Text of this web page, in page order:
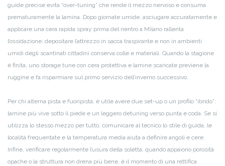
guide precise evita “over-tuning” che rende il mezzo nervoso e consuma
prematuramente la lamina. Dopo giornate umide, asciugare accuratamente e
applicare una cera rapida spray prima del rientro a Milano rallenta
l’ossidazione; depositare l’attrezzo in sacca traspirante e non in ambienti
umidi degli scantinati cittadini conserva colle e materiali. Quando la stagione
è finita, uno storage tune con cera protettiva e lamine scaricate previene la
ruggine e fa risparmiare sul primo servizio dell’inverno successivo.
Per chi alterna pista e fuoripista, è utile avere due set-up o un profilo “ibrido”:
lamine più vive sotto il piede e un leggero detuning verso punta e coda. Se si
utilizza lo stesso mezzo per tutto, comunicare al tecnico lo stile di guida, le
località frequentate e la temperatura media aiuta a definire angoli e cere.
Infine, verificare regolarmente l’usura della soletta: quando appaiono porosità
opache o la struttura non drena più bene, è il momento di una rettifica